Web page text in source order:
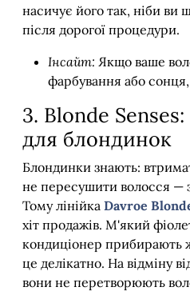
насичує його так, ніби ви
після дорогої процедури.
Інсайт: Якщо ваше
фарбування або
3. Blonde
для блондинок
Блондинки знають:
не пересушити волосся —
Тому лінійка Davroe
хіт продажів. М'який
кондиціонер прибирають
це делікатно. На відміну
вони не перетворюють